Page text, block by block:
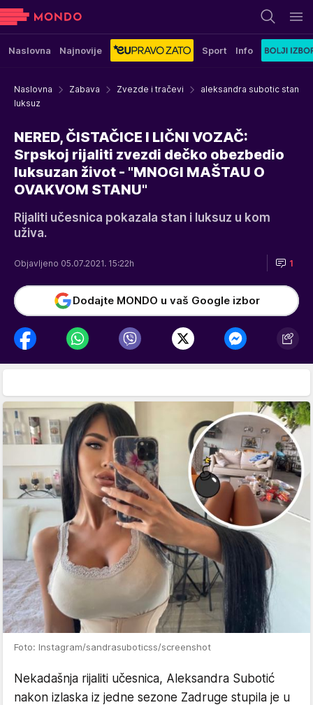
Naslovna Najnovije Sport Info
Naslovna Zabava Zvezde i tračevi
aleksandra subotic stan
luksuz
NERED, ČISTAČICE I LIČNI VOZAČ:
Srpskoj rijaliti zvezdi dečko obezbedio
luksuzan život - "MNOGI MAŠTAU O
OVAKVOM STANU"
Rijaliti učesnica pokazala stan i luksuz u kom
uživa.
Objavljeno 05.07.2021. 15:22h 1
Dodajte MONDO u vaš Google izbor
Foto: Instagram/sandrasuboticss/screenshot
Nekadašnja rijaliti učesnica, Aleksandra Subotić
nakon izlaska iz jedne sezone Zadruge stupila je u